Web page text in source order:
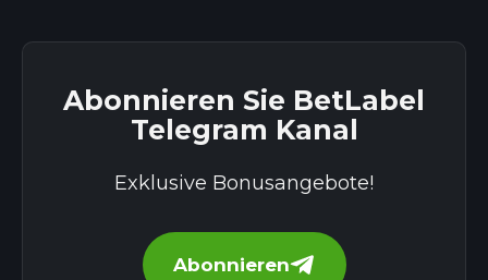
Abonnieren Sie BetLabel
Telegram Kanal
Exklusive Bonusangebote!
Abonnieren